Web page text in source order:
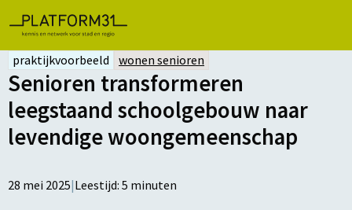
praktijkvoorbeeld wonen senioren
Senioren transformeren
leegstaand schoolgebouw naar
levendige woongemeenschap
28 mei 2025|Leestijd: 5 minuten